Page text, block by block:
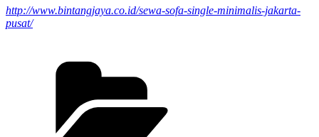
http://www.bintangjaya.co.id/sewa-sofa-single-minimalis-jakarta-
pusat/